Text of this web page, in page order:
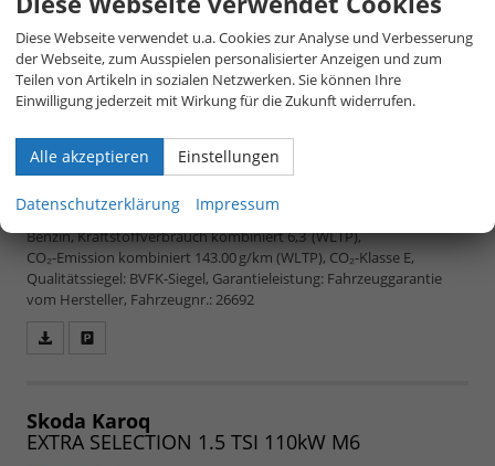
unverbindliche Lieferzeit:4 Monate
5-türig, 1.5 TSI 110kW DSG 1422, 110 kW (150 PS),
1.498 cm³, 4 Zylinder, Doppelkupplungsgetriebe
(DSG), Frontantrieb, Verbrennungsmotor (ICE),
Benzin, Kraftstoffverbrauch kombiniert 6,3 (WLTP),
CO₂-Emission kombiniert 143.00 g/km (WLTP), CO₂-Klasse E,
Qualitätssiegel: BVFK-Siegel, Garantieleistung: Fahrzeuggarantie
vom Hersteller, Fahrzeugnr.: 26692
speichern/drucken
Skoda Karoq
EXTRA SELECTION 1.5 TSI 110kW M6
Diese Webseite verwendet u.a. Cookies zur Analyse und Verbesserung
der Webseite, zum Ausspielen personalisierter Anzeigen und zum
Teilen von Artikeln in sozialen Netzwerken. Sie können Ihre
Einwilligung jederzeit mit Wirkung für die Zukunft widerrufen.
Alle akzeptieren Einstellungen
Datenschutzerklärung Impressum